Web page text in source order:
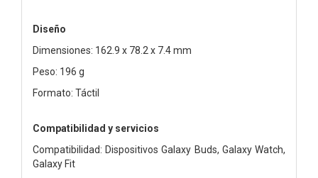
Diseño
Dimensiones: 162.9 x 78.2 x 7.4 mm
Peso: 196 g
Formato: Táctil
Compatibilidad y servicios
Compatibilidad: Dispositivos Galaxy Buds, Galaxy Watch,
Galaxy Fit